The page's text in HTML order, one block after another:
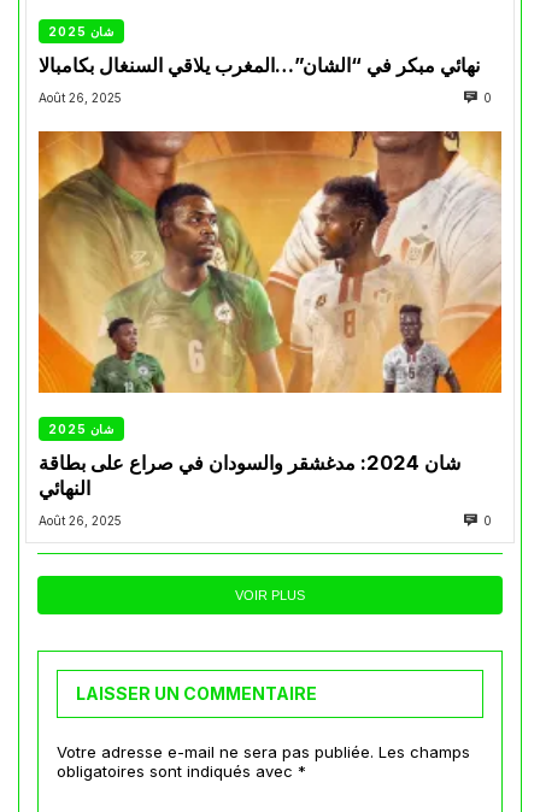
شان 2025
نهائي مبكر في “الشان”…المغرب يلاقي السنغال بكامبالا
Août 26, 2025 0
شان 2025
شان 2024: مدغشقر والسودان في صراع على بطاقة
النهائي
Août 26, 2025 0
VOIR PLUS
LAISSER UN COMMENTAIRE
Votre adresse e-mail ne sera pas publiée. Les champs
obligatoires sont indiqués avec *